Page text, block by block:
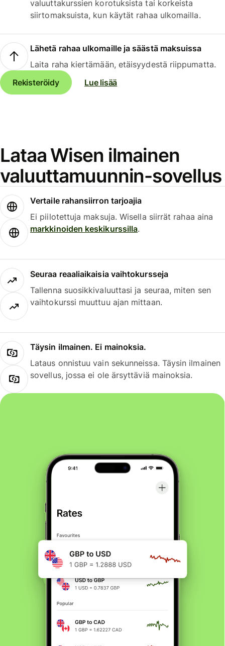
valuuttakurssien korotuksista tai korkeista
siirtomaksuista, kun käytät rahaa ulkomailla.
Lähetä rahaa ulkomaille ja säästä maksuissa
Laita raha kiertämään, etäisyydestä riippumatta.
Rekisteröidy
Lue lisää
Lataa Wisen ilmainen
valuuttamuunnin-sovellus
Vertaile rahansiirron tarjoajia
Ei piilotettuja maksuja. Wisella siirrät rahaa aina
markkinoiden keskikurssilla.
Seuraa reaaliaikaisia vaihtokursseja
Tallenna suosikkivaluuttasi ja seuraa, miten sen
vaihtokurssi muuttuu ajan mittaan.
Täysin ilmainen. Ei mainoksia.
Lataus onnistuu vain sekunneissa. Täysin ilmainen
sovellus, jossa ei ole ärsyttäviä mainoksia.